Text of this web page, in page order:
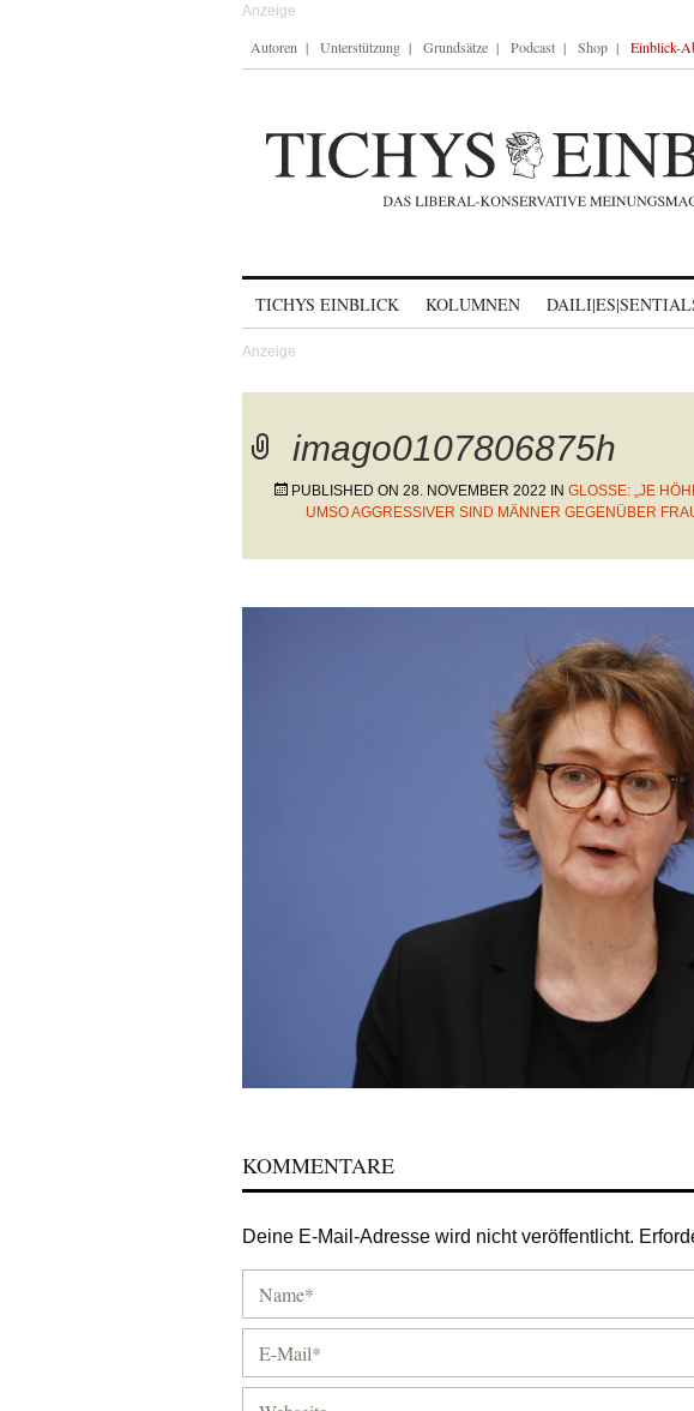
Autoren Unterstützung Grundsätze Podcast Shop Einblick-
TICHYS EINBLICK KOLUMNEN
imago0107806875h
PUBLISHED ON 28. NOVEMBER 2022 IN GLOSSE: „JE
UMSO AGGRESSIVER SIND MÄNNER GEGENÜBER
KOMMENTARE
Deine E-Mail-Adresse wird nicht veröffentlicht.